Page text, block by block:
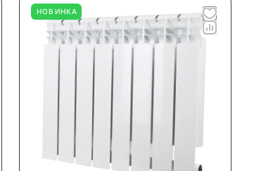
НОВИНКА